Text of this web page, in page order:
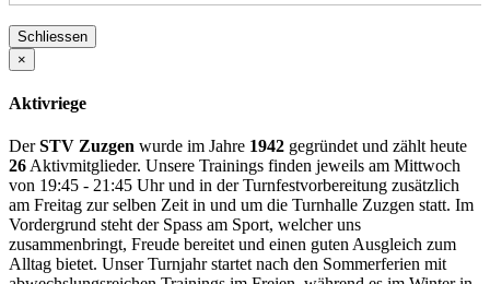
Schliessen
×
Aktivriege
DerSTV Zuzgen wurde im Jahre 1942 gegründet und zählt heute
26 Aktivmitglieder. Unsere Trainings finden jeweils am Mittwoch
von 19:45 - 21:45 Uhr und in der Turnfestvorbereitung zusätzlich
am Freitag zur selben Zeit in und um die Turnhalle Zuzgen statt. Im
Vordergrund steht der Spass am Sport, welcher uns
zusammenbringt, Freude bereitet und einen guten Ausgleich zum
Alltag bietet. Unser Turnjahr startet nach den Sommerferien mit